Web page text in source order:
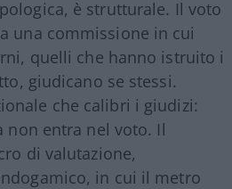
è strutturale. Il voto
una commissione in cui
quelli che hanno istruito i
giudicano se stessi.
che calibri i giudizi:
non entra nel voto. Il
di valutazione,
in cui il metro